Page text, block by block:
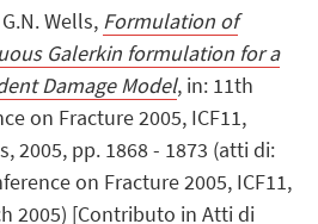
Wells, Formulation of
Galerkin formulation for a
Damage Model, in: 11th
on Fracture 2005, ICF11,
2005, pp. 1868 - 1873 (atti di:
on Fracture 2005, ICF11,
2005) [Contributo in Atti di